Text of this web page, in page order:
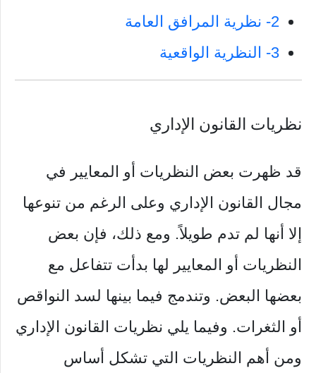
2- نظرية المرافق العامة
3- النظرية الواقعية
نظريات القانون الإداري
قد ظهرت بعض النظريات أو المعايير في
مجال القانون الإداري وعلى الرغم من تنوعها
إلا أنها لم تدم طويلاً. ومع ذلك، فإن بعض
النظريات أو المعايير لها بدأت تتفاعل مع
بعضها البعض. وتندمج فيما بينها لسد النواقص
أو الثغرات. وفيما يلي نظريات القانون الإداري
ومن أهم النظريات التي تشكل أساس